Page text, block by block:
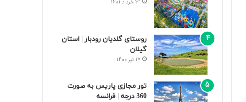
31 خرداد 1401
روستای گلدیان رودبار | استان
گیلان
17 تیر 1400
تور مجازی پاریس به صورت
360 درجه | فرانسه